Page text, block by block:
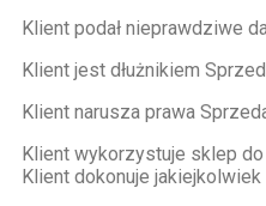
Klient podał nieprawdziwe
Klient jest dłużnikiem
Klient narusza prawa
Klient wykorzystuje sklep
Klient dokonuje